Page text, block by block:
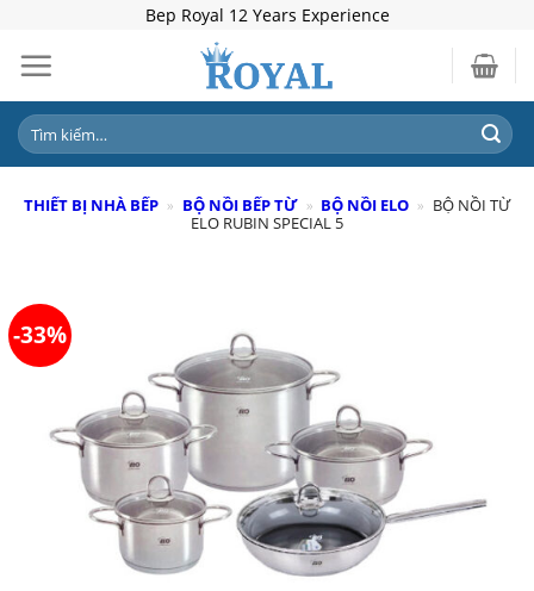
content
Bep Royal 12 Years Experience
Tìm
kiếm:
THIẾT BỊ NHÀ BẾP » BỘ NỒI BẾP TỪ » BỘ NỒI ELO » BỘ NỒI TỪ
ELO RUBIN SPECIAL 5
-33%